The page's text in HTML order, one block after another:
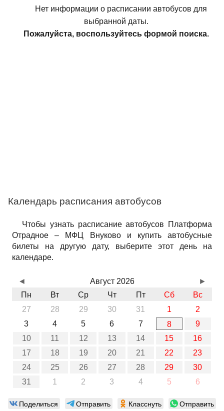
Нет информации о расписании автобусов для
выбранной даты.
Пожалуйста, воспользуйтесь формой поиска.
Календарь расписания автобусов
Чтобы узнать расписание автобусов Платформа
Отрадное – МФЦ Внуково и купить автобусные
билеты на другую дату, выберите этот день на
календаре.
Август 2026
Пн
Вт Ср Чт Пт Сб
Вс
27
28 29 30 31 1
2
3
4 5 6 7 8
9
10
11 12 13 14 15
16
17
18 19 20 21 22
23
24
25 26 27 28 29
30
31
1 2 3 4 5 6
◄ ►
Поделиться Отправить Класснуть
Отправить